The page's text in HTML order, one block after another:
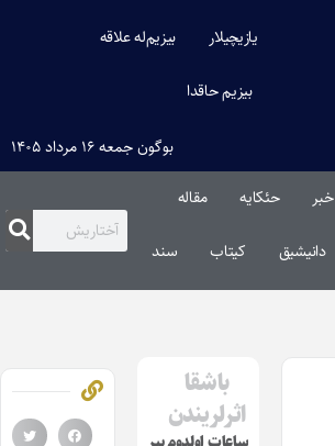
یازیچیلار بیزیم‌له علاقه
بیزیم حاقدا
بوگون جمعه ۱۶ مرداد ۱۴۰۵
خبر حئکایه مقاله‌
دانیشیق کیتاب سند
باشقا
اثرلریندن